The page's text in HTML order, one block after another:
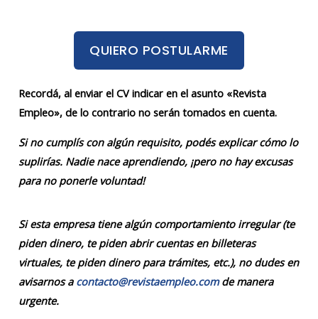
QUIERO POSTULARME
Recordá, al enviar el CV indicar en el asunto «Revista
Empleo», de lo contrario no serán tomados en cuenta.
Si no cumplís con algún requisito, podés explicar cómo lo
suplirías. Nadie nace aprendiendo, ¡pero no hay excusas
para no ponerle voluntad!
Si esta empresa tiene algún comportamiento irregular (te
piden dinero, te piden abrir cuentas en billeteras
virtuales, te piden dinero para trámites, etc.), no dudes en
avisarnos a contacto@revistaempleo.comde manera
urgente.